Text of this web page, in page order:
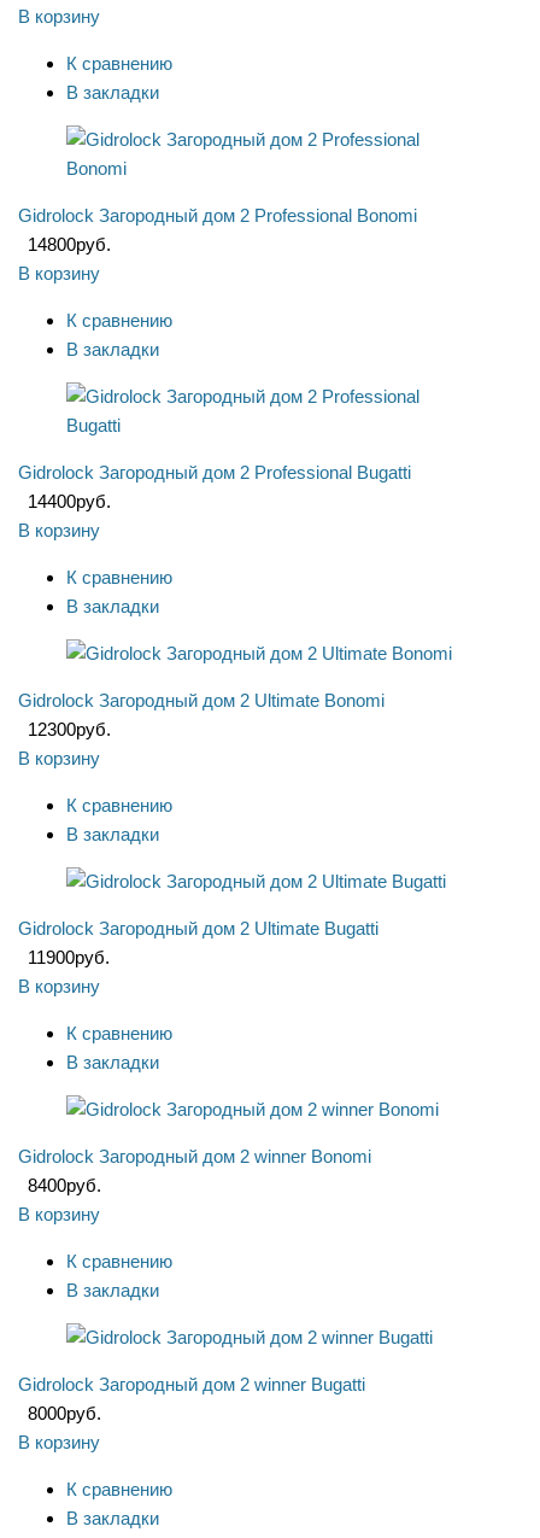
В корзину
К сравнению
В закладки
Gidrolock Загородный дом 2 Professional Bonomi
14800руб.
В корзину
К сравнению
В закладки
Gidrolock Загородный дом 2 Professional Bugatti
14400руб.
В корзину
К сравнению
В закладки
Gidrolock Загородный дом 2 Ultimate Bonomi
12300руб.
В корзину
К сравнению
В закладки
Gidrolock Загородный дом 2 Ultimate Bugatti
11900руб.
В корзину
К сравнению
В закладки
Gidrolock Загородный дом 2 winner Bonomi
8400руб.
В корзину
К сравнению
В закладки
Gidrolock Загородный дом 2 winner Bugatti
8000руб.
В корзину
К сравнению
В закладки